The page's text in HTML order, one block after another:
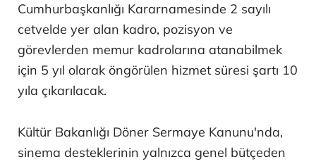
Cumhurbaşkanlığı Kararnamesinde 2 sayılı
cetvelde yer alan kadro, pozisyon ve
görevlerden memur kadrolarına atanabilmek
için 5 yıl olarak öngörülen hizmet süresi şartı 10
yıla çıkarılacak.
Kültür Bakanlığı Döner Sermaye Kanunu'nda,
sinema desteklerinin yalnızca genel bütçeden